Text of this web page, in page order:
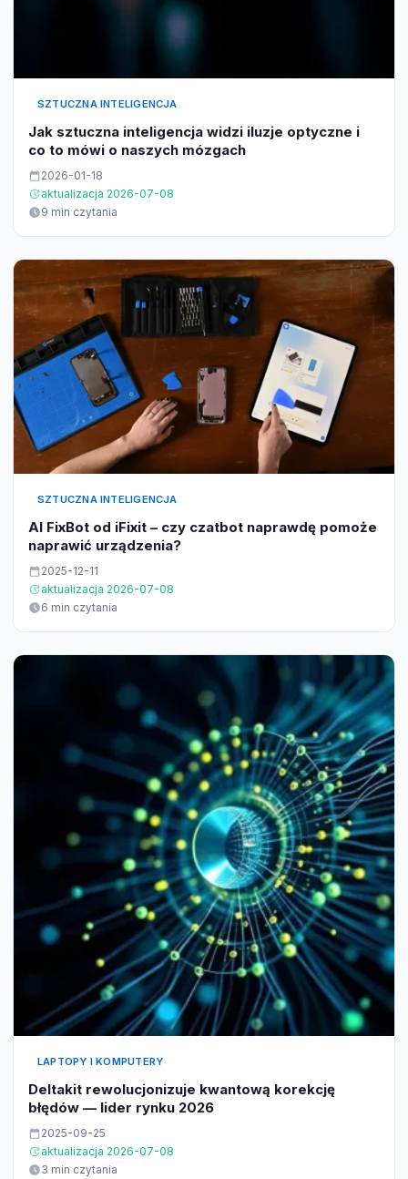
SZTUCZNA INTELIGENCJA
Jak sztuczna inteligencja widzi iluzje optyczne i
co to mówi o naszych mózgach
2026-01-18
aktualizacja 2026-07-08
9 min czytania
SZTUCZNA INTELIGENCJA
AI FixBot od iFixit – czy czatbot naprawdę pomoże
naprawić urządzenia?
2025-12-11
aktualizacja 2026-07-08
6 min czytania
LAPTOPY I KOMPUTERY
Deltakit rewolucjonizuje kwantową korekcję
błędów — lider rynku 2026
2025-09-25
aktualizacja 2026-07-08
3 min czytania